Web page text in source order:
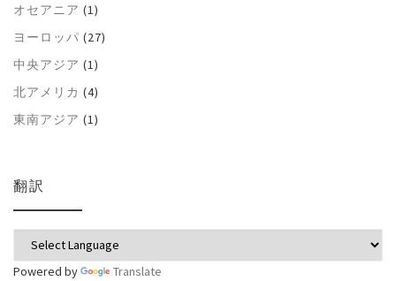
オセアニア (1)
ヨーロッパ (27)
中央アジア (1)
北アメリカ (4)
東南アジア (1)
翻訳
Powered by Translate